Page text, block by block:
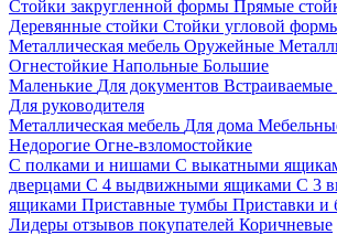
Стойки закругленной формы Прямые
Деревянные стойки Стойки угловой
Металлическая мебель Оружейные
Огнестойкие Напольные Большие
Маленькие Для документов Встраиваемые
Для руководителя
Металлическая мебель Для дома
Недорогие Огне-взломостойкие
С полками и нишами С выкатными
дверцами С 4 выдвижными ящиками С 3
ящиками Приставные тумбы Приставки и
Лидеры отзывов покупателей Коричневые